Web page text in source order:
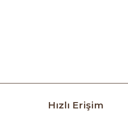
Hızlı Erişim